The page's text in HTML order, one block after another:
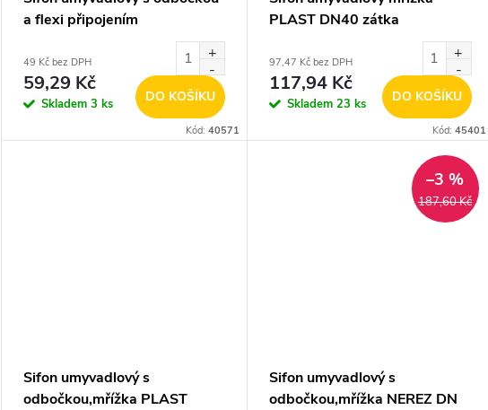
d
a flexi připojením
49 Kč bez DPH
59,29 Kč
Skladem 3 ks DO KOŠÍKU
Kód:40571
PLAST DN40 zátka
97,47 Kč bez DPH
117,94 Kč
Skladem23 ks DO KOŠÍKU
Kód: 45401
Sifon umyvadlový s
odbočkou,mřížka PLAST
187,60 Kč
–3 %
Sifon umyvadlový s
odbočkou,mřížka NEREZ DN